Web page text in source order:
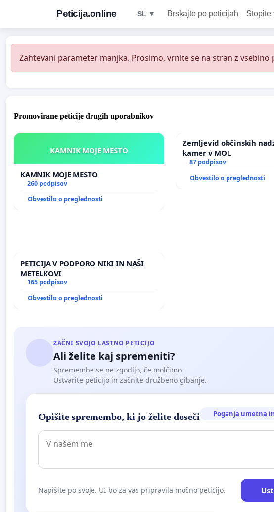
Peticija.online SL ▼ Brskajte po peticijah Stopite
Zahtevani parameter manjka. Prosimo, vrnite se na stran z vsebino
Promovirane peticije drugih uporabnikov
KAMNIK MOJE MESTO
KAMNIK MOJE MESTO
260 podpisov
Obvestilo o preglednosti
Zemljevid občinskih
kamer v MOL
87 podpisov
Obvestilo o preglednosti
PETICIJA V PODPORO NIKI IN NAŠI
METELKOVI
165 podpisov
Obvestilo o preglednosti
ZAČNI SVOJO LASTNO PETICIJO
Ali želite kaj spremeniti?
Spremembe se ne zgodijo, če molčimo.
Ustvarite peticijo in začnite družbeno gibanje.
Opišite spremembo, ki jo želite doseči Poganja umetna
Napišite po svoje. UI bo za vas pripravila močno peticijo.